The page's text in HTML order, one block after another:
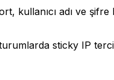
kullanıcı adı ve
sticky IP